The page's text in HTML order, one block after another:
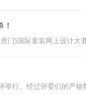
门)国际童装网上设计大
行。经过评委们的严